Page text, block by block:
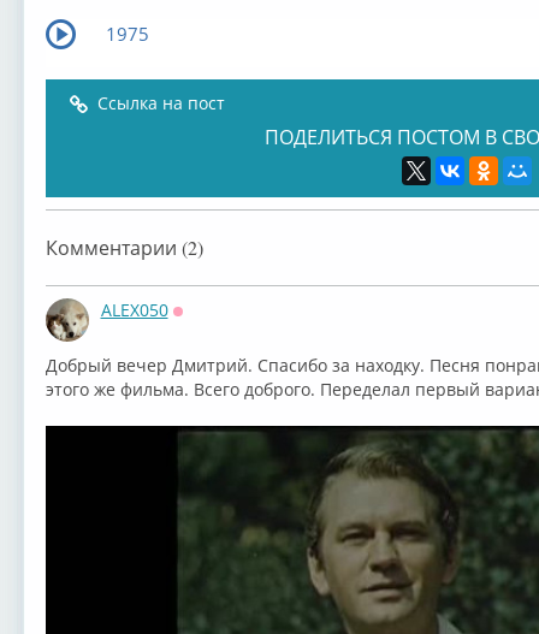
1975
Ссылка на пост
ПОДЕЛИТЬСЯ ПОСТОМ В
Комментарии (2)
ALEX050
Добрый вечер Дмитрий. Спасибо за находку. Песня
этого же фильма. Всего доброго. Переделал первый